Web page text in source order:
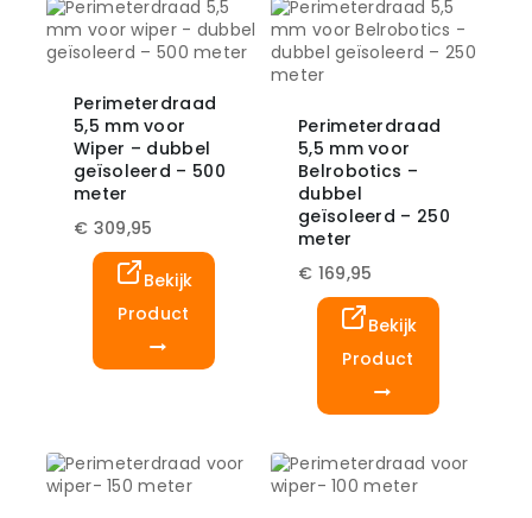
Perimeterdraad
5,5 mm voor
Wiper – dubbel
geïsoleerd – 500
meter
€ 309,95
Bekijk
Product
Perimeterdraad
5,5 mm voor
Belrobotics –
dubbel
geïsoleerd – 250
meter
€ 169,95
Bekijk
Product